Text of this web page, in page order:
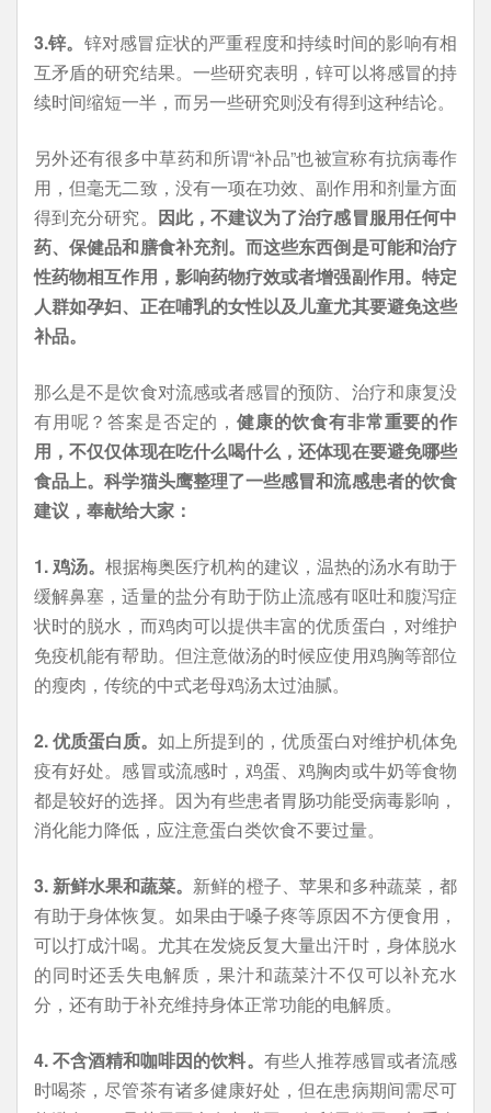
3.锌。 锌对感冒症状的严重程度和持续时间的影响有相
互矛盾的研究结果。一些研究表明，锌可以将感冒的持
续时间缩短一半，而另一些研究则没有得到这种结论。
另外还有很多中草药和所谓“补品”也被宣称有抗病毒作
用，但毫无二致，没有一项在功效、副作用和剂量方面
得到充分研究。 因此，不建议为了治疗感冒服用任何中
药、保健品和膳食补充剂。而这些东西倒是可能和治疗
性药物相互作用，影响药物疗效或者增强副作用。特定
人群如孕妇、正在哺乳的女性以及儿童尤其要避免这些
补品。
那么是不是饮食对流感或者感冒的预防、治疗和康复没
有用呢？答案是否定的， 健康的饮食有非常重要的作
用，不仅仅体现在吃什么喝什么，还体现在要避免哪些
食品上。科学猫头鹰整理了一些感冒和流感患者的饮食
建议，奉献给大家：
1. 鸡汤。根据梅奥医疗机构的建议，温热的汤水有助于
缓解鼻塞，适量的盐分有助于防止流感有呕吐和腹泻症
状时的脱水，而鸡肉可以提供丰富的优质蛋白，对维护
免疫机能有帮助。但注意做汤的时候应使用鸡胸等部位
的瘦肉，传统的中式老母鸡汤太过油腻。
2. 优质蛋白质。如上所提到的，优质蛋白对维护机体免
疫有好处。感冒或流感时，鸡蛋、鸡胸肉或牛奶等食物
都是较好的选择。因为有些患者胃肠功能受病毒影响，
消化能力降低，应注意蛋白类饮食不要过量。
3. 新鲜水果和蔬菜。 新鲜的橙子、苹果和多种蔬菜，都
有助于身体恢复。如果由于嗓子疼等原因不方便食用，
可以打成汁喝。尤其在发烧反复大量出汗时，身体脱水
的同时还丢失电解质，果汁和蔬菜汁不仅可以补充水
分，还有助于补充维持身体正常功能的电解质。
4. 不含酒精和咖啡因的饮料。 有些人推荐感冒或者流感
时喝茶，尽管茶有诸多健康好处，但在患病期间需尽可